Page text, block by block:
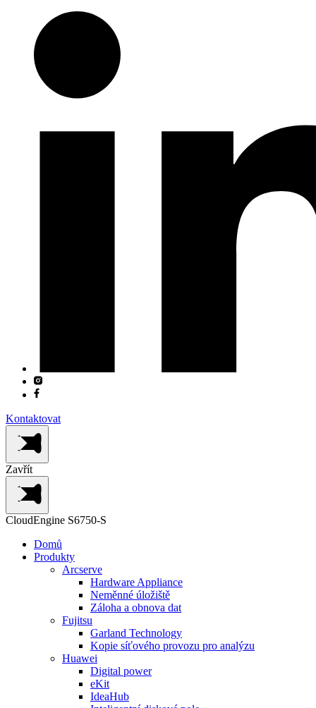
Kontaktovat
Zavřít
CloudEngine S6750-S
Domů
Produkty
Arcserve
Hardware Appliance
Neměnné úložiště
Záloha a obnova dat
Fujitsu
Garland Technology
Kopie síťového provozu pro analýzu
Huawei
Digital power
eKit
IdeaHub